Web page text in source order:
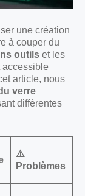
une création
à couper du
outils et les
accessible
article, nous
verre
différentes
⚠️
Problèmes